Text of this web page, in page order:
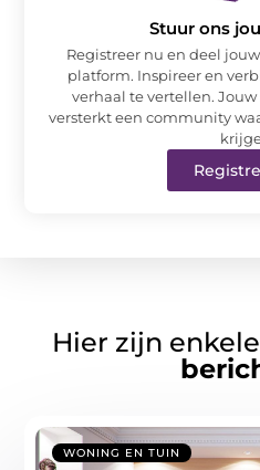
Stuur ons
Registreer nu en deel
platform. Inspireer en
verhaal te vertellen.
versterkt een community
Hier zijn enkele
WONING EN TUIN